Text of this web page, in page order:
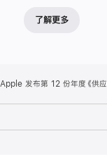
了解更多
Apple 发布第 12 份年度《供应